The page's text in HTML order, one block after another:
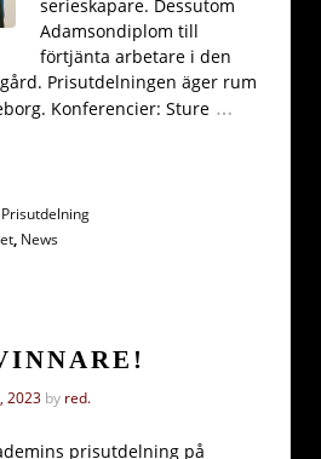
serieskapare. Dessutom
Adamsondiplom till
förtjänta arbetare i den
Prisutdelningen äger rum
Konferencier: Sture …
Prisutdelning
, News
2023 by red.
prisutdelning på